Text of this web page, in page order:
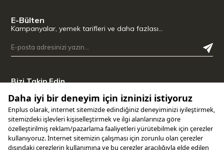
E-Bülten
Kampanyalar, yemek tarifleri ve daha fazlası…
Bizi Takip Edin
Uygulamamızı İndirin